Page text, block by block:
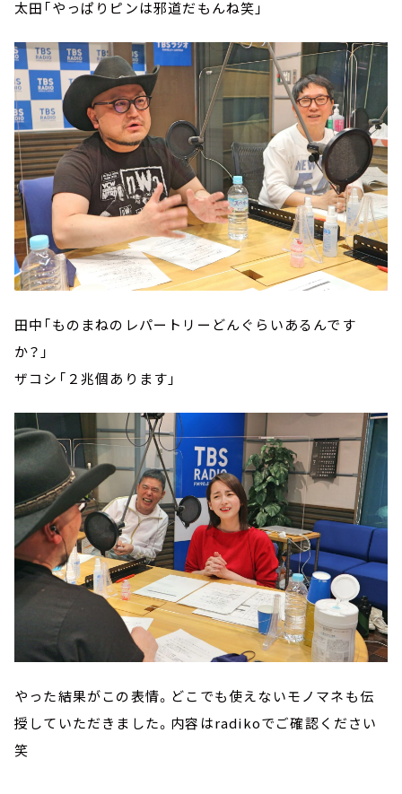
太田「やっぱりピンは邪道だもんね笑」
田中「ものまねのレパートリーどんぐらいあるんです
か？」
ザコシ「２兆個あります」
やった結果がこの表情。どこでも使えないモノマネも伝
授していただきました。内容はradikoでご確認ください
笑